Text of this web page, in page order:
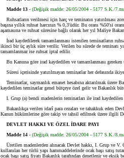
Madde 13 - (Değişik madde: 26/05/2004 - 5177 S.K./
Ruhsatların verilmesi için harç ve teminatın yatırılması
başına yıllık ruhsat harcının % 0,3'üdür. Bu oranı %50'si
aşamasına ve ruhsat süresine bağlı olarak her yıl Maliye
İrad kaydedilerek tamamlanması istenilen teminatların
ikinci bir üç aylık süre verilir. Verilen bu sürede de teminatı
tamamlanmaz ise ruhsat iptal edilir.
Bu Kanuna göre irad kaydedilen ve tamamlanması gereken
Süresi içerisinde yatırılmayan teminatlar her defasında
Teminatlar, saymanlık emanet hesabına aktarılmak üzere
kaydedilen teminatlar genel bütçeye özel gelir ve Bakanlık
I. Grup (a) bendi madenlerin teminatları ile irad kaydedilen
Bakanlıkça verilen idarî para cezaları ve tahakkuk eden
Kanun hükümlerine göre takip ve tahsil edilmek üzere ilgili
DEVLET HAKKI VE ÖZEL İDARE PAYI
Madde 14 - (Değişik madde: 26/05/2004 - 5177 S.K./
Üretilen madenlerden alınacak Devlet hakkı, I. Grup ve
kullanılan her türlü yapı hammaddelerinde ocak başı satış
ocak başı satış fiyatı Bakanlık tarafından denetlenir ve